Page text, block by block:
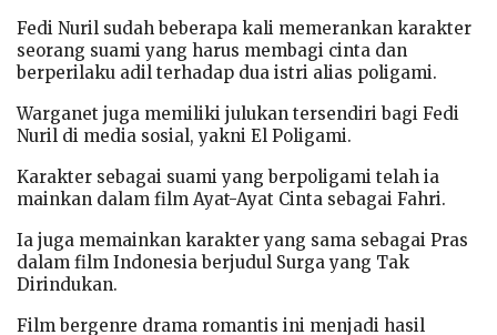
Fedi Nuril sudah beberapa kali memerankan karakter
seorang suami yang harus membagi cinta dan
berperilaku adil terhadap dua istri alias poligami.
Warganet juga memiliki julukan tersendiri bagi Fedi
Nuril di media sosial, yakni El Poligami.
Karakter sebagai suami yang berpoligami telah ia
mainkan dalam film Ayat-Ayat Cinta sebagai Fahri.
Ia juga memainkan karakter yang sama sebagai Pras
dalam film Indonesia berjudul Surga yang Tak
Dirindukan.
Film bergenre drama romantis ini menjadi hasil